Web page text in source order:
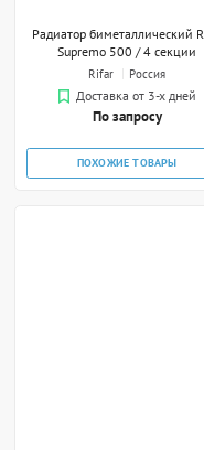
Радиатор биметаллический
Supremo 500 / 4 секции
Rifar
Россия
Доставка от 3-х дней
По запросу
ПОХОЖИЕ ТОВАРЫ